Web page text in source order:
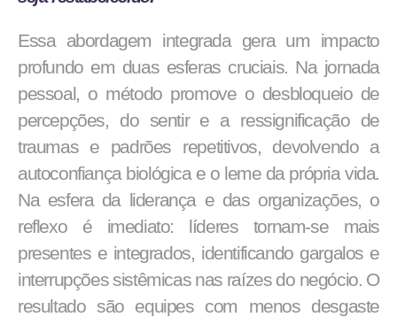
Essa abordagem integrada gera um impacto
profundo em duas esferas cruciais. Na jornada
pessoal, o método promove o desbloqueio de
percepções, do sentir e a ressignificação de
traumas e padrões repetitivos, devolvendo a
autoconfiança biológica e o leme da própria vida.
Na esfera da liderança e das organizações, o
reflexo é imediato: líderes tornam-se mais
presentes e integrados, identificando gargalos e
interrupções sistêmicas nas raízes do negócio. O
resultado são equipes com menos desgaste